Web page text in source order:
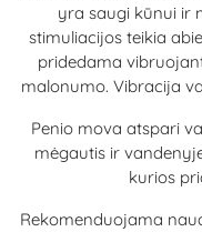
yra saugi kūnui ir
stimuliacijos teikia
pridedama
malonumo. Vibracija
Penio mova atspari
mėgautis ir
kurios
Rekomenduojama